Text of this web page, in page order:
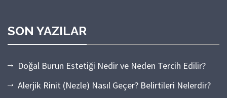
SON YAZILAR
Doğal Burun Estetiği Nedir ve Neden Tercih Edilir?
Alerjik Rinit (Nezle) Nasıl Geçer? Belirtileri Nelerdir?